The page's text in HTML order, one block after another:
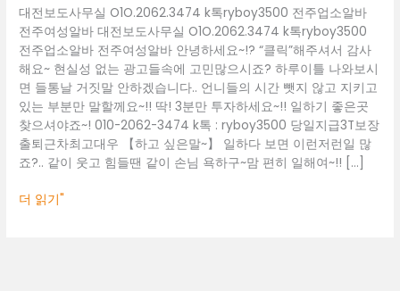
대전보도사무실 O1O.2062.3474 k톡ryboy3500 전주업소알바
전주여성알바 대전보도사무실 O1O.2062.3474 k톡ryboy3500
전주업소알바 전주여성알바 안녕하세요~!? “클릭”해주셔서 감사
해요~ 현실성 없는 광고들속에 고민많으시죠? 하루이틀 나와보시
면 들통날 거짓말 안하겠습니다.. 언니들의 시간 뺏지 않고 지키고
있는 부분만 말할께요~!! 딱! 3분만 투자하세요~!! 일하기 좋은곳
찾으셔야죠~! 010-2062-3474 k톡 : ryboy3500 당일지급3T보장
출퇴근차최고대우 【하고 싶은말~】 일하다 보면 이런저런일 많
죠?.. 같이 웃고 힘들땐 같이 손님 욕하구~맘 편히 일해여~!! […]
주
업
소
알
바
전
주
여
성
바
더 읽기"